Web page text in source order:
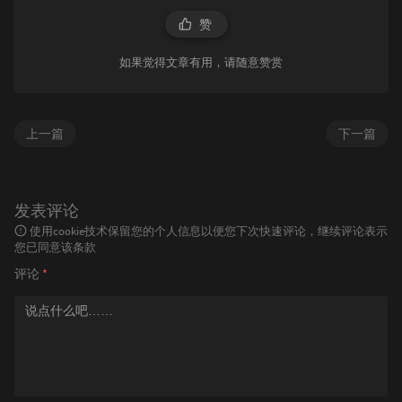
赞
如果觉得文章有用，请随意赞赏
下一篇
上一篇
发表评论
使用cookie技术保留您的个人信息以便您下次快速评论，继续评论表示
您已同意该条款
评论 *